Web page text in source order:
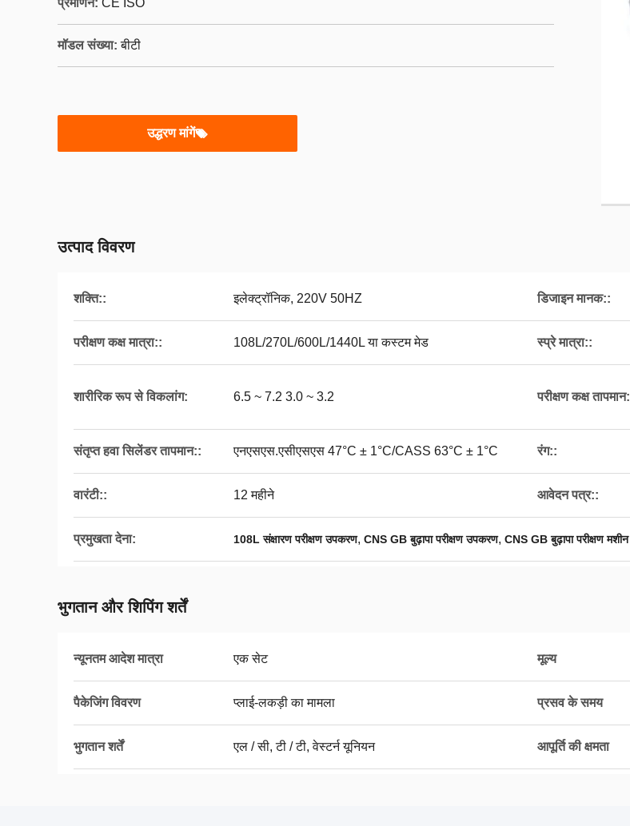
प्रमाणन: CE ISO
मॉडल संख्या: बीटी
उद्धरण मांगें
उत्पाद विवरण
शक्ति:: इलेक्ट्रॉनिक, 220V 50HZ डिजाइन मानक::
परीक्षण कक्ष मात्रा:: 108L/270L/600L/1440L या कस्टम मेड स्प्रे मात्रा::
शारीरिक रूप से विकलांग: 6.5 ~ 7.2 3.0 ~ 3.2 परीक्षण कक्ष
संतृप्त हवा सिलेंडर तापमान:: एनएसएस.एसीएसएस 47°C ± 1°C/CASS 63°C ± 1°C रंग::
वारंटी:: 12 महीने आवेदन पत्र::
प्रमुखता देना: 108L संक्षारण परीक्षण उपकरण, CNS GB बुढ़ापा परीक्षण उपकरण, CNS GB बुढ़ापा परीक्षण मशीन
भुगतान और शिपिंग शर्तें
न्यूनतम आदेश मात्रा एक सेट मूल्य
पैकेजिंग विवरण प्लाई-लकड़ी का मामला प्रसव के समय
भुगतान शर्तें एल / सी, टी / टी, वेस्टर्न यूनियन आपूर्ति की क्षमता